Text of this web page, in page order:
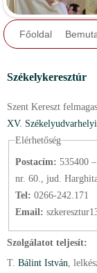
Főoldal
Székelykeresztúr
Szent Kereszt
XV.
Elérhetőség
Postacím: 535400
nr. 60., jud.
Tel: 0266-242.171
Email:
Szolgálatot teljesít:
T. Bálint István ,